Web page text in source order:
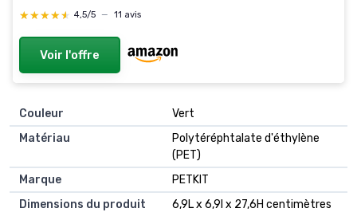
randonnée, Camping
★★★★★
★★★★★ 4,5/5 — 11 avis
Voir l'offre
Couleur
Vert
Matériau
Polytéréphtalate d'éthylène
(PET)
Marque
PETKIT
Dimensions du produit
6,9L x 6,9l x 27,6H centimètres